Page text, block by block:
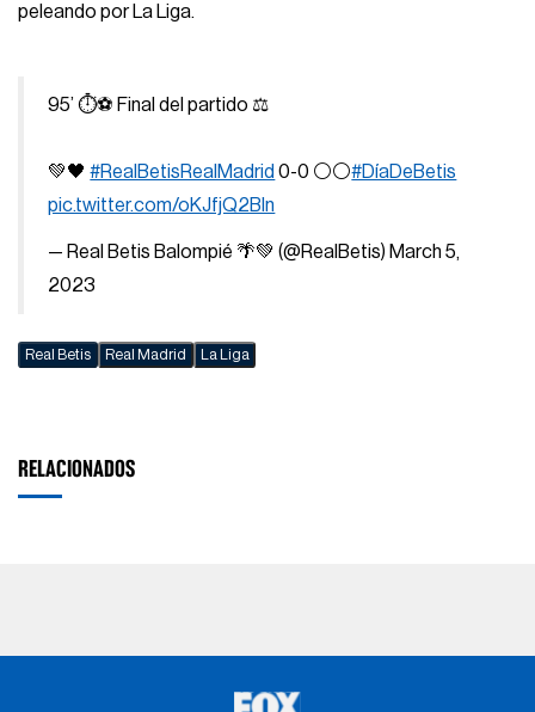
peleando por La Liga.
95’ ⏱⚽️ Final del partido ⚖
💚🖤#RealBetisRealMadrid 0-0 ⚪⚪#DíaDeBetis
pic.twitter.com/oKJfjQ2BIn
— Real Betis Balompié 🌴💚 (@RealBetis) March 5,
2023
Real Betis Real Madrid La Liga
RELACIONADOS